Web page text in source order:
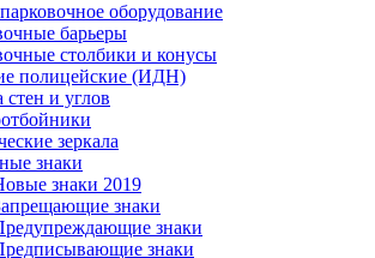
оборудование
барьеры
столбики и конусы
полицейские (ИДН)
стен и углов
зеркала
знаки
знаки 2019
знаки
знаки
знаки